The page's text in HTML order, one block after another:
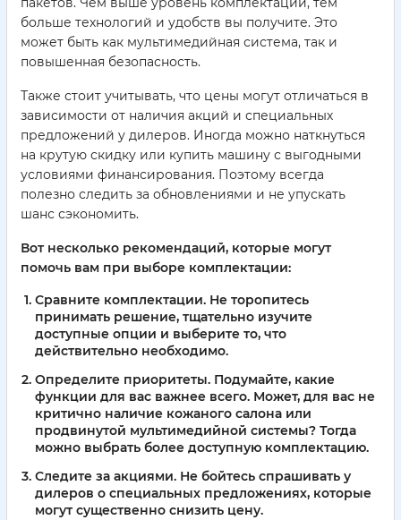
больше технологий и удобств вы получите. Это
может быть как мультимедийная система, так и
повышенная безопасность.
Также стоит учитывать, что цены могут отличаться в
зависимости от наличия акций и специальных
предложений у дилеров. Иногда можно наткнуться
на крутую скидку или купить машину с выгодными
условиями финансирования. Поэтому всегда
полезно следить за обновлениями и не упускать
шанс сэкономить.
Вот несколько рекомендаций, которые могут
помочь вам при выборе комплектации:
Сравните комплектации. Не торопитесь
принимать решение, тщательно изучите
доступные опции и выберите то, что
действительно необходимо.
Определите приоритеты. Подумайте, какие
функции для вас важнее всего. Может, для вас не
критично наличие кожаного салона или
продвинутой мультимедийной системы? Тогда
можно выбрать более доступную комплектацию.
Следите за акциями. Не бойтесь спрашивать у
дилеров о специальных предложениях, которые
могут существенно снизить цену.